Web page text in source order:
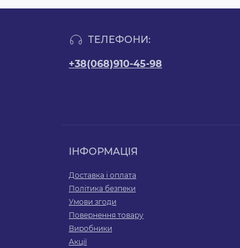
ТЕЛЕФОНИ:
+38(068)910-45-98
ІНФОРМАЦІЯ
Доставка і оплата
Політика безпеки
Умови згоди
Повернення товару
Виробники
Акції